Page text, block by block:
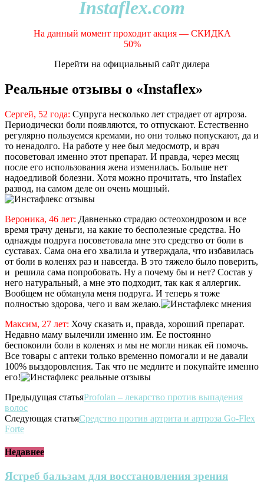
Instaflex.com
На данный момент проходит акция — СКИДКА
50%
Перейти на официальный сайт дилера
Реальные отзывы о «Instaflex»
Сергей, 52 года: Супруга несколько лет страдает от артроза.
Периодически боли появляются, то отпускают. Естественно
регулярно пользуемся кремами, но они только попускают, да и
то ненадолго. На работе у нее был медосмотр, и врач
посоветовал именно этот препарат. И правда, через месяц
после его использования жена изменилась. Больше нет
надоедливой болезни. Хотя можно прочитать, что Instaflex
развод, на самом деле он очень мощный.
Вероника, 46 лет: Давненько страдаю остеохондрозом и все
время трачу деньги, на какие то бесполезные средства. Но
однажды подруга посоветовала мне это средство от боли в
суставах. Сама она его хвалила и утверждала, что избавилась
от боли в коленях раз и навсегда. В это тяжело было поверить,
и решила сама попробовать. Ну а почему бы и нет? Состав у
него натуральный, а мне это подходит, так как я аллергик.
Вообщем не обманула меня подруга. И теперь я тоже
полностью здорова, чего и вам желаю.
Максим, 27 лет: Хочу сказать и, правда, хороший препарат.
Недавно маму вылечили именно им. Ее постоянно
беспокоили боли в коленях и мы не могли никак ей помочь.
Все товары с аптеки только временно помогали и не давали
100% выздоровления. Так что не медлите и покупайте именно
его!
Предыдущая статьяProfolan – лекарство против выпадения
волос
Следующая статьяСредство против артрита и артроза Go-Flex
Forte
Недавнее
Ястреб бальзам для восстановления зрения